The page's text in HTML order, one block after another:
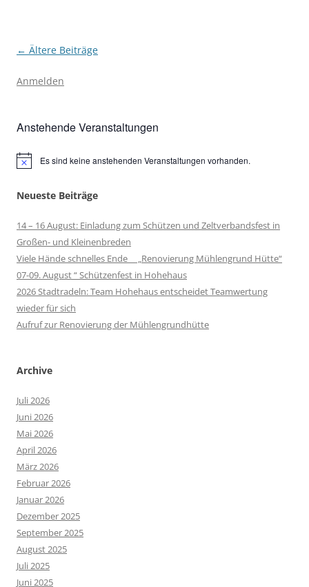
Beitragsnavigation
← Ältere Beiträge
Anmelden
Anstehende Veranstaltungen
HinweisEs sind keine anstehenden Veranstaltungen vorhanden.
Neueste Beiträge
14 – 16 August: Einladung zum Schützen und Zeltverbandsfest in
Großen- und Kleinenbreden
Viele Hände schnelles Ende „Renovierung Mühlengrund Hütte“
07-09. August “ Schützenfest in Hohehaus
2026 Stadtradeln: Team Hohehaus entscheidet Teamwertung
wieder für sich
Aufruf zur Renovierung der Mühlengrundhütte
Archive
Juli 2026
Juni 2026
Mai 2026
April 2026
März 2026
Februar 2026
Januar 2026
Dezember 2025
September 2025
August 2025
Juli 2025
Juni 2025